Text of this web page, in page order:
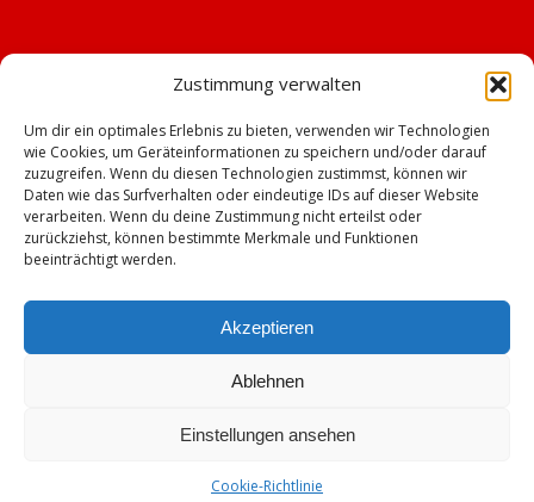
Zustimmung verwalten
Um dir ein optimales Erlebnis zu bieten, verwenden wir Technologien
wie Cookies, um Geräteinformationen zu speichern und/oder darauf
zuzugreifen. Wenn du diesen Technologien zustimmst, können wir
Daten wie das Surfverhalten oder eindeutige IDs auf dieser Website
verarbeiten. Wenn du deine Zustimmung nicht erteilst oder
zurückziehst, können bestimmte Merkmale und Funktionen
beeinträchtigt werden.
Akzeptieren
Ablehnen
Einstellungen ansehen
Cookie-Richtlinie
© Copyright - TSV Emskirchen -Enfold WordPress Theme by Kriesi
Datenschutz Cookie-Richtlinie (EU)
Mitgliederbereich mitDigiMember